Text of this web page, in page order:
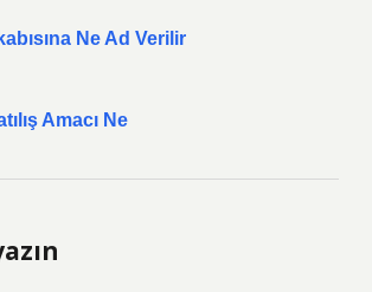
Ne Ad Verilir
Amacı Ne